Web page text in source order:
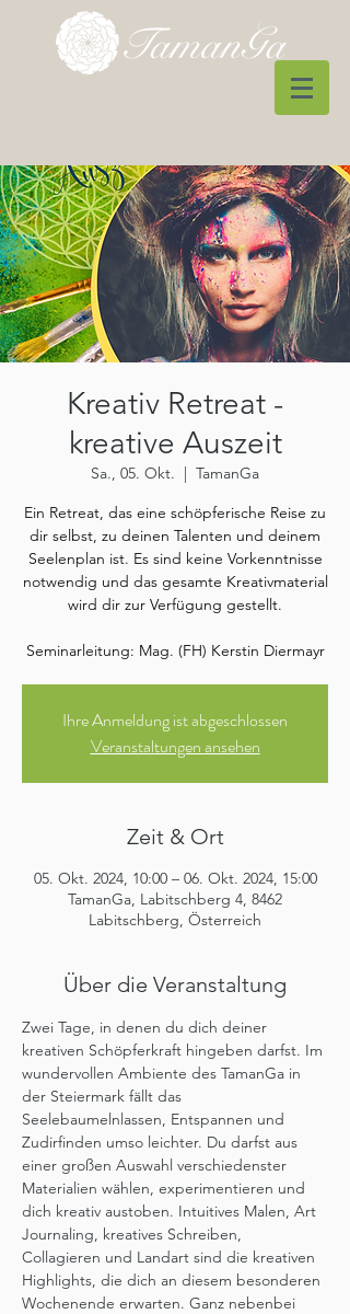
Kreativ Retreat -
kreative Auszeit
Sa., 05. Okt.
  |
TamanGa
Ein Retreat, das eine schöpferische Reise zu
dir selbst, zu deinen Talenten und deinem
Seelenplan ist. Es sind keine Vorkenntnisse
notwendig und das gesamte Kreativmaterial
wird dir zur Verfügung gestellt.
Seminarleitung: Mag. (FH) Kerstin Diermayr
Ihre Anmeldung ist abgeschlossen
Veranstaltungen ansehen
Zeit & Ort
05. Okt. 2024, 10:00 – 06. Okt. 2024, 15:00
TamanGa, Labitschberg 4, 8462
Labitschberg, Österreich
Über die Veranstaltung
Zwei Tage, in denen du dich deiner
kreativen Schöpferkraft hingeben darfst. Im
wundervollen Ambiente des TamanGa in
der Steiermark fällt das
Seelebaumelnlassen, Entspannen und
Zudirfinden umso leichter. Du darfst aus
einer großen Auswahl verschiedenster
Materialien wählen, experimentieren und
dich kreativ austoben. Intuitives Malen, Art
Journaling, kreatives Schreiben,
Collagieren und Landart sind die kreativen
Highlights, die dich an diesem besonderen
Wochenende erwarten. Ganz nebenbei